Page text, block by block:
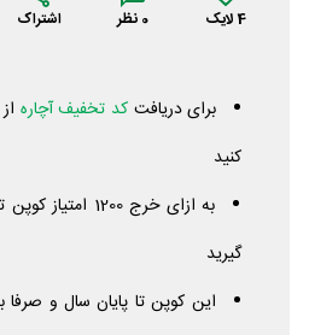
4 لایک 0 نظر اشتراک
برای دریافت کد تخفیف آچاره
کنید
گیرید
این کوپن تا پایان سال و صرفا